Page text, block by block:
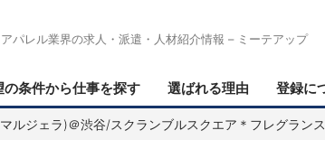
パレル業界の求人・派遣・人材紹介情報 – ミーテアップ
の条件から仕事を探す 選ばれる理由 登録に
ルジェラ)＠渋谷/スクランブルスクエア＊フレグラン